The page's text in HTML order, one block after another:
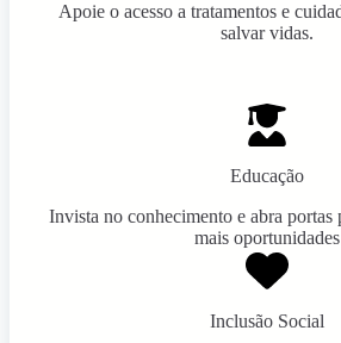
Apoie o acesso a tratamentos e
salvar vidas.
Educação
Invista no conhecimento e abra
mais oportunidades
Inclusão Social